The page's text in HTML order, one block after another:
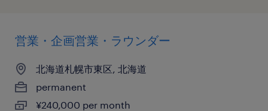
営業・企画営業・ラウンダー
北海道札幌市東区, 北海道
permanent
¥240,000 per month